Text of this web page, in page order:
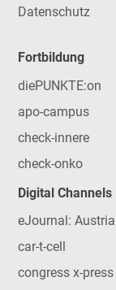
Datenschutz
Fortbildung
diePUNKTE:on
apo-campus
check-innere
check-onko
Digital Channels
eJournal:
car-t-cell
congress x-press